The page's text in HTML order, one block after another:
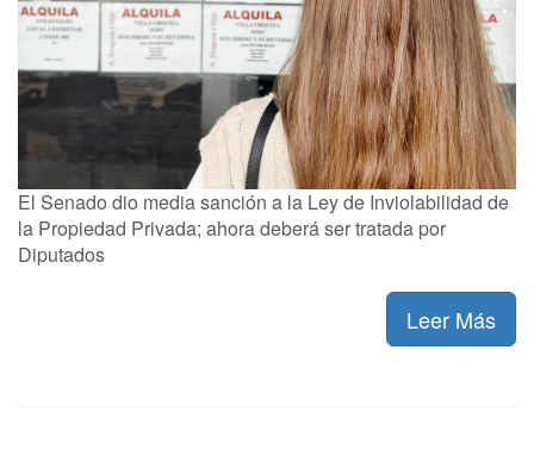
El Senado dio media sanción a la Ley de Inviolabilidad de
la Propiedad Privada; ahora deberá ser tratada por
Diputados
Leer Más